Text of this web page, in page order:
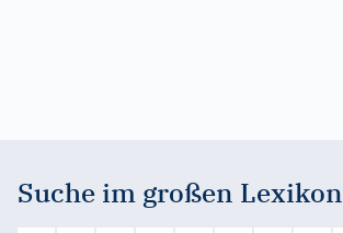
Suche im großen Lexikon